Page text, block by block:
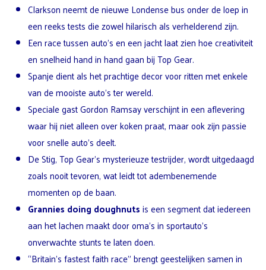
Clarkson neemt de nieuwe Londense bus onder de loep in
een reeks tests die zowel hilarisch als verhelderend zijn.
Een race tussen auto’s en een jacht laat zien hoe creativiteit
en snelheid hand in hand gaan bij Top Gear.
Spanje dient als het prachtige decor voor ritten met enkele
van de mooiste auto’s ter wereld.
Speciale gast Gordon Ramsay verschijnt in een aflevering
waar hij niet alleen over koken praat, maar ook zijn passie
voor snelle auto’s deelt.
De Stig, Top Gear’s mysterieuze testrijder, wordt uitgedaagd
zoals nooit tevoren, wat leidt tot adembenemende
momenten op de baan.
Grannies doing doughnutsis een segment dat iedereen
aan het lachen maakt door oma’s in sportauto’s
onverwachte stunts te laten doen.
“Britain’s fastest faith race” brengt geestelijken samen in